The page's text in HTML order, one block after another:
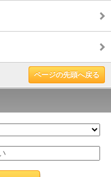
ページの先頭へ戻る